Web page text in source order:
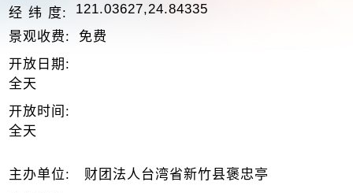
经 纬 度:
121.03627,24.84335
景观收费:
免费
开放日期:
全天
开放时间:
全天
主办单位:
财团法人台湾省新竹县褒忠亭